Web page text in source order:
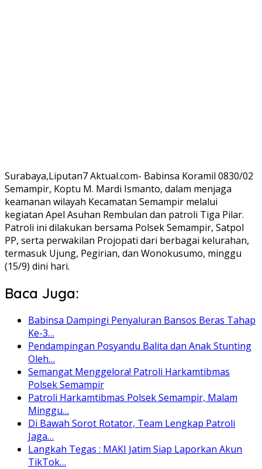
Surabaya,Liputan7 Aktual.com- Babinsa Koramil 0830/02
Semampir, Koptu M. Mardi Ismanto, dalam menjaga
keamanan wilayah Kecamatan Semampir melalui
kegiatan Apel Asuhan Rembulan dan patroli Tiga Pilar.
Patroli ini dilakukan bersama Polsek Semampir, Satpol
PP, serta perwakilan Projopati dari berbagai kelurahan,
termasuk Ujung, Pegirian, dan Wonokusumo, minggu
(15/9) dini hari.
Baca Juga:
Babinsa Dampingi Penyaluran Bansos Beras Tahap
Ke-3…
Pendampingan Posyandu Balita dan Anak Stunting
Oleh…
Semangat Menggelora! Patroli Harkamtibmas
Polsek Semampir
Patroli Harkamtibmas Polsek Semampir, Malam
Minggu…
Di Bawah Sorot Rotator, Team Lengkap Patroli
Jaga…
Langkah Tegas : MAKI Jatim Siap Laporkan Akun
TikTok…